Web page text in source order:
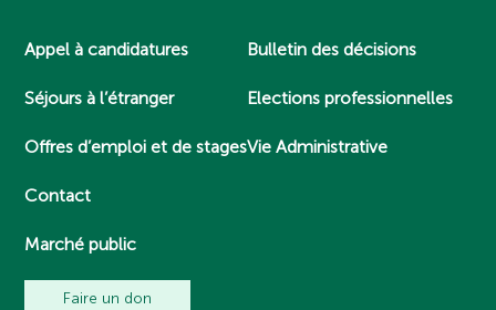
Appel à candidatures
Séjours à l’étranger
Offres d’emploi et de stages
Contact
Marché public
Bulletin des décisions
Elections professionnelles
Vie Administrative
Faire un don